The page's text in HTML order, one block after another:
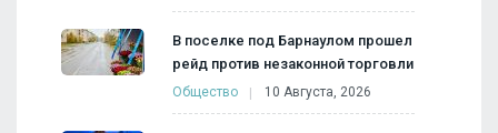
В поселке под Барнаулом прошел
рейд против незаконной торговли
Общество 10 Августа, 2026